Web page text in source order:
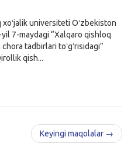
universiteti Oʻzbekiston
7-maydagi “Xalqaro qishloq
tadbirlari toʻgʻrisidagi”
qish...
Keyingi maqolalar →